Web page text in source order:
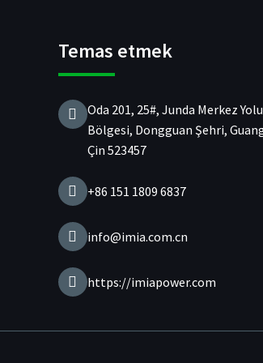
Temas etmek
Oda 201, 25#, Junda Merkez
Bölgesi, Dongguan Şehri,
Çin 523457
+86 151 1809 6837
info@imia.com.cn
https://imiapower.com